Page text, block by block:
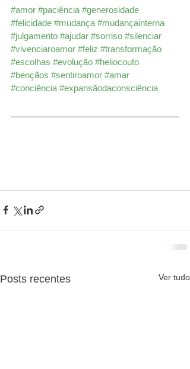
#amor #paciência #generosidade
#felicidade #mudança #mudançainterna
#julgamento #ajudar #sorriso #silenciar
#vivenciaroamor #feliz #transformação
#escolhas #evolução #heliocouto
#bençãos #sentiroamor #amar
#conciência #expansãodaconsciência
Posts recentes Ver tudo